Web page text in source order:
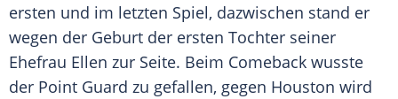
ersten und im letzten Spiel, dazwischen stand er
wegen der Geburt der ersten Tochter seiner
Ehefrau Ellen zur Seite. Beim Comeback wusste
der Point Guard zu gefallen, gegen Houston wird